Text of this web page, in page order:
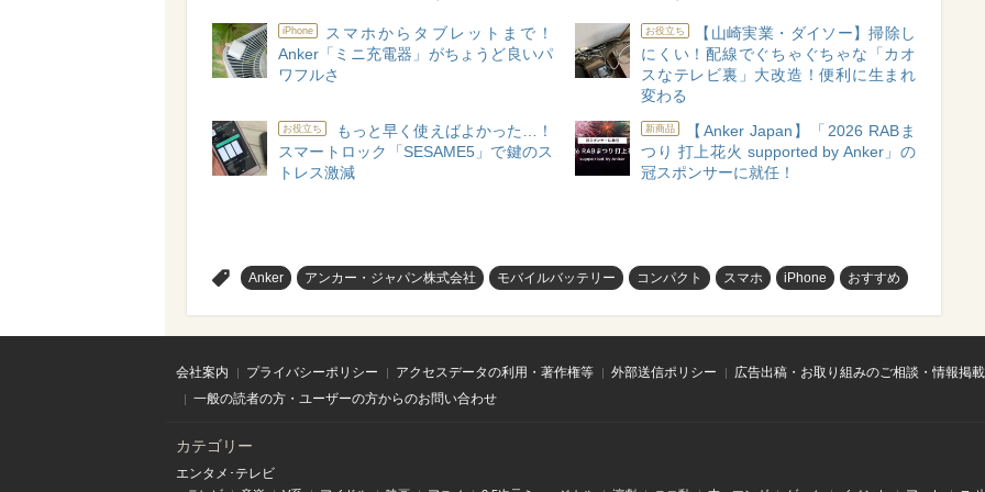
iPhone
スマホからタブレットまで！
Anker「ミニ充電器」がちょうど良いパ
ワフルさ
お役立ち
【山崎実業・ダイソー】掃除し
にくい！配線でぐちゃぐちゃな「カオ
スなテレビ裏」大改造！便利に生まれ
変わる
お役立ち
もっと早く使えばよかった…！
スマートロック「SESAME5」で鍵のス
トレス激減
新商品
【Anker Japan】「2026 RABま
つり 打上花火 supported by Anker」の
冠スポンサーに就任！
Anker アンカー・ジャパン株式会社 モバイルバッテリー コンパクト スマホ iPhone おすすめ
会社案内 プライバシーポリシー アクセスデータの利用・著作権等 外部送信ポリシー
広告出稿・お取り組みのご相談・情報掲
一般の読者の方・ユーザーの方からのお問い合わせ
カテゴリー
エンタメ･テレビ